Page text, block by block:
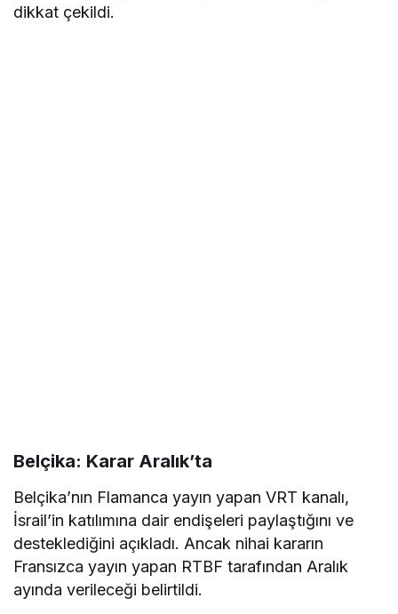
dikkat çekildi.
Belçika: Karar Aralık’ta
Belçika’nın Flamanca yayın yapan VRT kanalı,
İsrail’in katılımına dair endişeleri paylaştığını ve
desteklediğini açıkladı. Ancak nihai kararın
Fransızca yayın yapan RTBF tarafından Aralık
ayında verileceği belirtildi.